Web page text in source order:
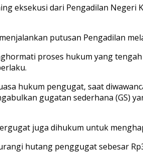
eksekusi dari Pengadilan
putusan Pengadilan
proses hukum yang
hukum pengugat, saat
gugatan sederhana (GS)
juga dihukum untuk
hutang penggugat sebesar